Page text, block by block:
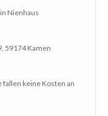
Nienhaus
59174 Kamen
keine Kosten an